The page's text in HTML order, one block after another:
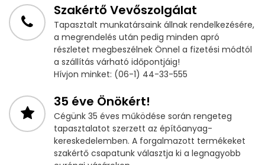
Szakértő Vevőszolgálat
Tapasztalt munkatársaink állnak rendelkezésére,
a megrendelés után pedig minden apró
részletet megbeszélnek Önnel a fizetési módtól
a szállítás várható időpontjáig!
Hívjon minket: (06-1) 44-33-555
35 éve Önökért!
Cégünk 35 éves működése során rengeteg
tapasztalatot szerzett az építőanyag-
kereskedelemben. A forgalmazott termékeket
szakértő csapatunk választja ki a legnagyobb